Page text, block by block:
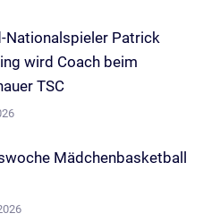
Nationalspieler Patrick
wird Coach beim
TSC
Mädchenbasketball